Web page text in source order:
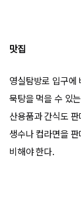
맛집
영실탐방로 입구에
묵탕을 먹을 수 있
산용품과 간식도
생수나 컵라면을
비해야 한다.